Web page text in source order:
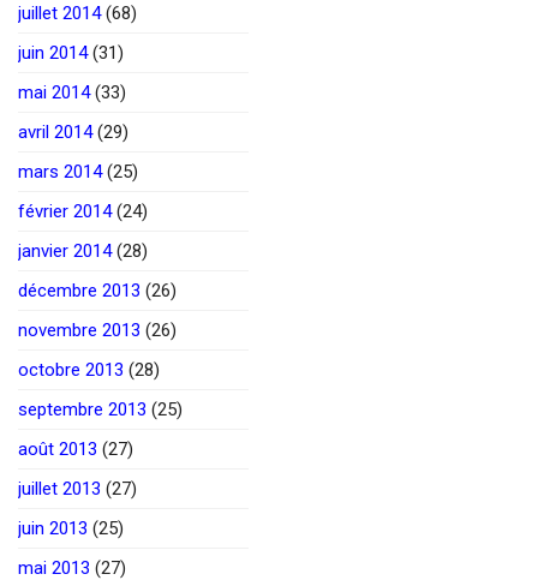
juillet 2014(68)
juin 2014(31)
mai 2014(33)
avril 2014(29)
mars 2014(25)
février 2014(24)
janvier 2014(28)
décembre 2013 (26)
novembre 2013 (26)
octobre 2013 (28)
septembre 2013 (25)
août 2013 (27)
juillet 2013 (27)
juin 2013 (25)
mai 2013 (27)